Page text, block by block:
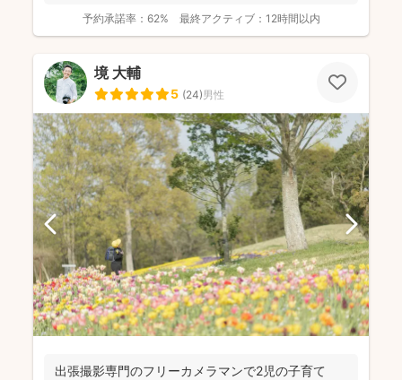
予約承諾率： 62% 最終アクティブ： 12時間以内
境 大輔
5 (24)男性
出張撮影専門のフリーカメラマンで2児の子育て